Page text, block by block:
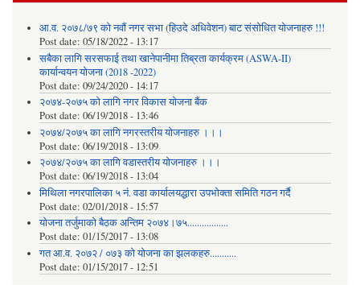
आ.व. २०७८/७९ को नवौं नगर सभा (हिउदे अधिवेशन) बाट संसोधित योजनाहरु !!!
Post date: 05/18/2022 - 13:17
सबैका लागि सरसफाई तथा खानेपानीमा तिब्रता कार्यक्रम (ASWA-II)
कार्यान्वयन योजना (2018 -2022)
Post date: 09/24/2020 - 14:17
२०७४-२०७५ को लागि नगर विकास योजना बैंक
Post date: 06/19/2018 - 13:46
२०७४/२०७५ का लागि नगरस्तरीय योजनाहरु ।।।
Post date: 06/19/2018 - 13:09
२०७४/२०७५ का लागि वडास्तरीय योजनाहरु ।।।
Post date: 06/19/2018 - 13:04
मिथिला नगरपालिका ५ नं. वडा कार्यालयद्धारा उपभोक्ता समिति गठन गर्दै
Post date: 02/01/2018 - 15:57
याेजना तर्जुमाकाे बैठक अन्तिम २०७४।७५.................
Post date: 01/15/2017 - 13:08
गत आ.व. २०७२ / ०७३ को योजना का झलकहरु...........
Post date: 01/15/2017 - 12:51